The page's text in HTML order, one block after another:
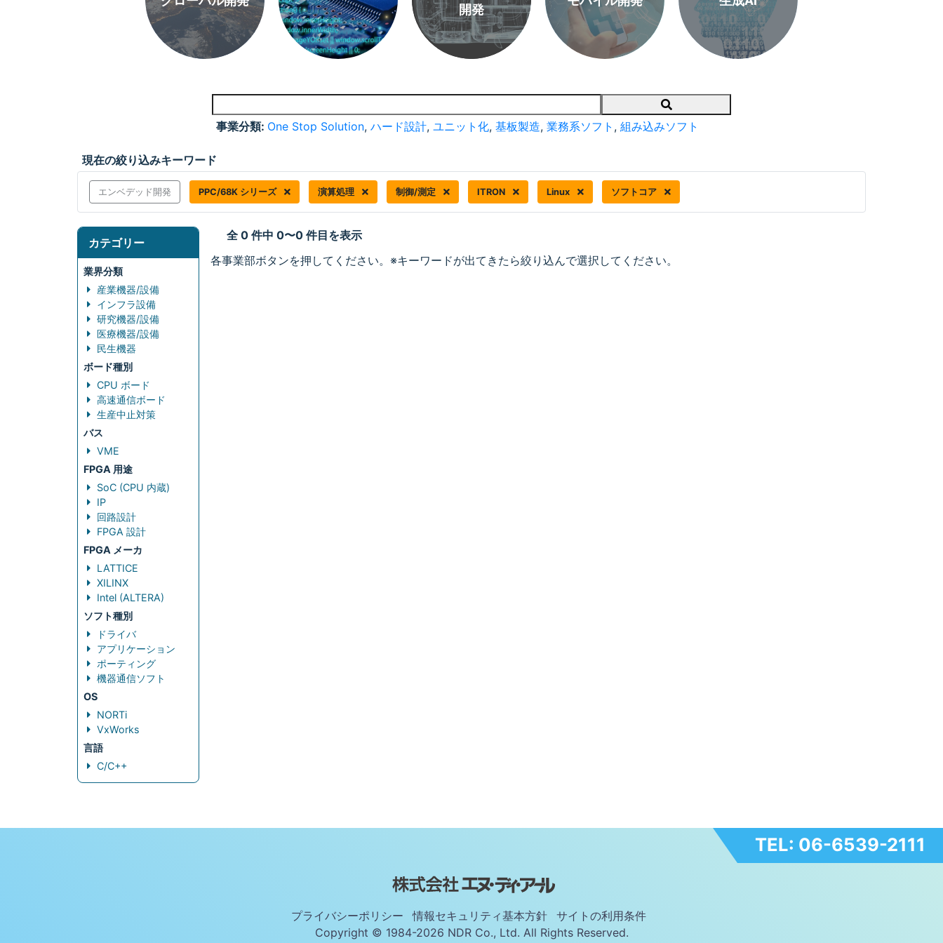
開発
Search
事業分類: One Stop Solution, ハード設計, ユニット化, 基板製造, 業務系ソフト , 組み込みソフト
現在の絞り込みキーワード
エンベデッド開発 PPC/68K シリーズ 演算処理 制御/測定 ITRON Linux ソフトコア
カテゴリー
業界分類
産業機器/設備
インフラ設備
研究機器/設備
医療機器/設備
民生機器
ボード種別
CPU ボード
高速通信ボード
生産中止対策
バス
VME
FPGA 用途
SoC (CPU 内蔵)
IP
回路設計
FPGA 設計
FPGA メーカ
LATTICE
XILINX
Intel (ALTERA)
ソフト種別
ドライバ
アプリケーション
ポーティング
機器通信ソフト
OS
NORTi
VxWorks
言語
C/C++
全 0 件中 0〜0 件目を表示
各事業部ボタンを押してください。※キーワードが出てきたら絞り込んで選択してください。
TEL: 06-6539-2111
プライバシーポリシー 情報セキュリティ基本方針
サイトの利用条件
Copyright © 1984-2026 NDR Co., Ltd. All Rights Reserved.